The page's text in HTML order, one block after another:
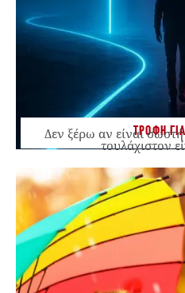
ΤΡΟΦΗ
Δεν ξέρω αν είναι
τουλάχιστον